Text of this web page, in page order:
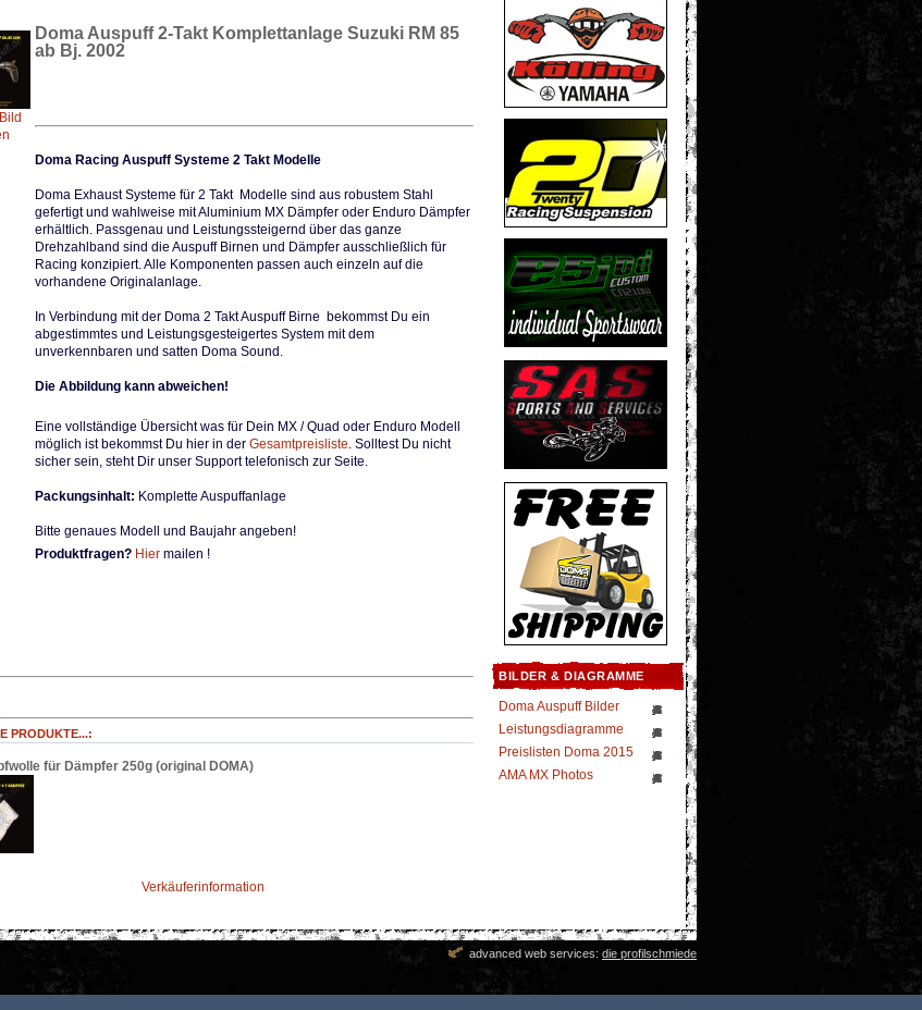
Doma Auspuff 2-Takt Komplettanlage Suzuki RM 85
ab Bj. 2002
Doma Racing Auspuff Systeme 2 Takt Modelle
Doma Exhaust Systeme für 2 Takt Modelle sind aus robustem Stahl
gefertigt und wahlweise mit Aluminium MX Dämpfer oder Enduro Dämpfer
erhältlich. Passgenau und Leistungssteigernd über das ganze
Drehzahlband sind die Auspuff Birnen und Dämpfer ausschließlich für
Racing konzipiert. Alle Komponenten passen auch einzeln auf die
vorhandene Originalanlage.
In Verbindung mit der Doma 2 Takt Auspuff Birne bekommst Du ein
abgestimmtes und Leistungsgesteigertes System mit dem
unverkennbaren und satten Doma Sound.
Die Abbildung kann abweichen!
Eine vollständige Übersicht was für Dein MX / Quad oder Enduro Modell
möglich ist bekommst Du hier in der Gesamtpreisliste. Solltest Du nicht
sicher sein, steht Dir unser Support telefonisch zur Seite.
Packungsinhalt: Komplette Auspuffanlage
Bitte genaues Modell und Baujahr angeben!
Produktfragen? Hier mailen !
PRODUKTE...:
für Dämpfer 250g (original DOMA)
Verkäuferinformation
BILDER & DIAGRAMME
Doma Auspuff Bilder
Leistungsdiagramme
Preislisten Doma 2015
AMA MX Photos
advanced web services: die profilschmiede